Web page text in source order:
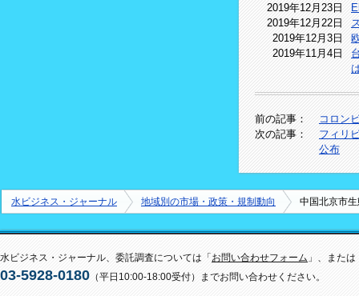
2019年12月23日
2019年12月22日
2019年12月3日
2019年11月4日
前の記事：
コロン
次の記事：
フィリ
公布
水ビジネス・ジャーナル 地域別の市場・政策・規制動向 中国北京市
水ビジネス・ジャーナル、委託調査については「 お問い合わせフォーム 」、または
03-5928-0180 （平日10:00-18:00受付）までお問い合わせください。